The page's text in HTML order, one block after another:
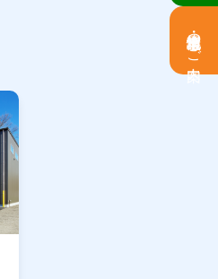
土地情報・事業用地のご案内